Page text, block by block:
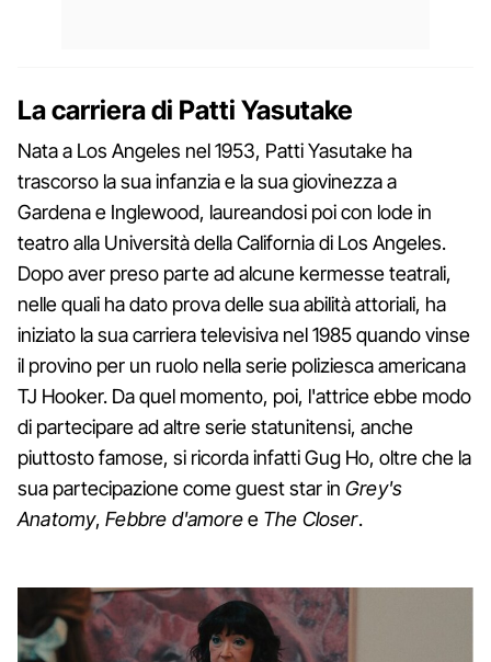
La carriera di Patti Yasutake
Nata a Los Angeles nel 1953, Patti Yasutake ha
trascorso la sua infanzia e la sua giovinezza a
Gardena e Inglewood, laureandosi poi con lode in
teatro alla Università della California di Los Angeles.
Dopo aver preso parte ad alcune kermesse teatrali,
nelle quali ha dato prova delle sua abilità attoriali, ha
iniziato la sua carriera televisiva nel 1985 quando vinse
il provino per un ruolo nella serie poliziesca americana
TJ Hooker. Da quel momento, poi, l'attrice ebbe modo
di partecipare ad altre serie statunitensi, anche
piuttosto famose, si ricorda infatti Gug Ho, oltre che la
sua partecipazione come guest star in Grey's
Anatomy,Febbre d'amoree The Closer.